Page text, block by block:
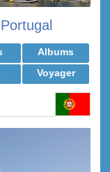
Portugal
Albums
Voyager